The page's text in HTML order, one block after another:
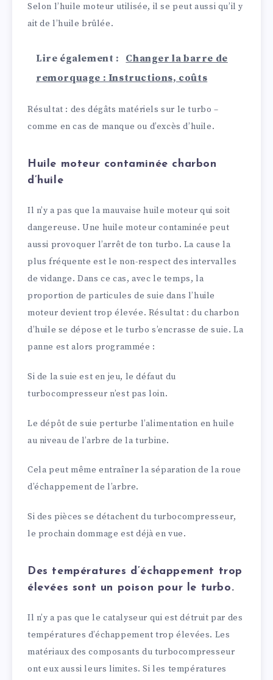
Selon l’huile moteur utilisée, il se peut aussi qu’il y
ait de l’huile brûlée.
Lire également :
Changer la barre de
remorquage : Instructions, coûts
Résultat : des dégâts matériels sur le turbo –
comme en cas de manque ou d’excès d’huile.
Huile moteur contaminée charbon
d’huile
Il n’y a pas que la mauvaise huile moteur qui soit
dangereuse. Une huile moteur contaminée peut
aussi provoquer l’arrêt de ton turbo. La cause la
plus fréquente est le non-respect des intervalles
de vidange. Dans ce cas, avec le temps, la
proportion de particules de suie dans l’huile
moteur devient trop élevée. Résultat : du charbon
d’huile se dépose et le turbo s’encrasse de suie. La
panne est alors programmée :
Si de la suie est en jeu, le défaut du
turbocompresseur n’est pas loin.
Le dépôt de suie perturbe l’alimentation en huile
au niveau de l’arbre de la turbine.
Cela peut même entraîner la séparation de la roue
d’échappement de l’arbre.
Si des pièces se détachent du turbocompresseur,
le prochain dommage est déjà en vue.
Des températures d’échappement trop
élevées sont un poison pour le turbo.
Il n’y a pas que le catalyseur qui est détruit par des
températures d’échappement trop élevées. Les
matériaux des composants du turbocompresseur
ont eux aussi leurs limites. Si les températures